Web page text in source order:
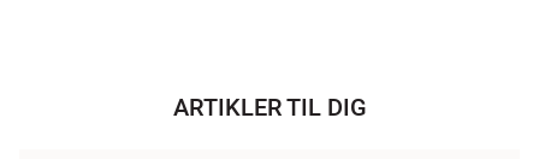
ARTIKLER TIL DIG